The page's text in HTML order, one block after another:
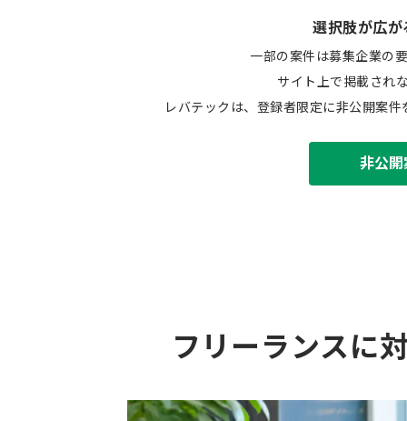
選択肢が広が
一部の案件は募集企業の
サイト上で掲載され
レバテックは、登録者限定に非公開案
非公
フリーランスに